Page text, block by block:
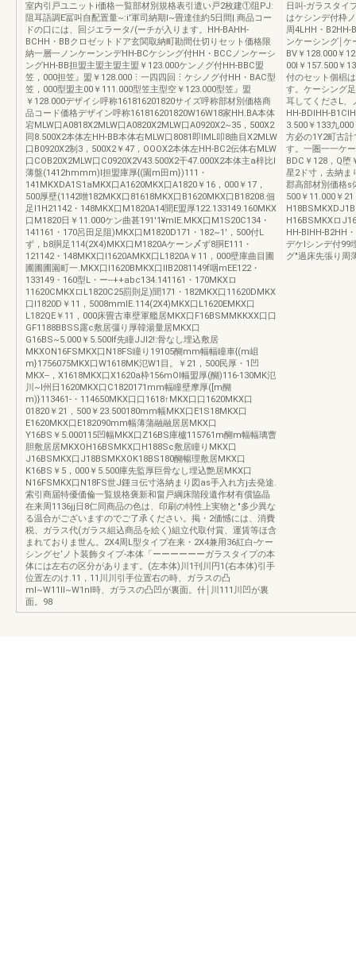
室内引戸ユニットi価格一覧部材別規格表引遣い戸2枚建①阻PJ:
阻耳語調E冨叫自配置量~:i'軍司納期I~畳達佳約5日間|.商品コー
ドの口には、回ジエラータ/(ーチが入ります。HH-BAHH-
BCHH・BBクロゼットドア玄関取納町勘間仕切りセット価格限
納一層一ノンケーンンデHH-BCケシング付HH・BCCノンケーシ
ングHH-BB担盟主盟主盟主盟￥123.000ケンノグ付HH-BBC盟
笠，000担笠』盟￥128.000⋮一四四回⋮ケシノグ付HH・BAC型
笠，000型盟主00￥111.000型笠主型空￥123.000型笠』盟
￥128.000デザイシ呼称161816201820サイズ呼称部材別価格商
品コード価格デザイン呼称161816201820W16W18家HH.BA本体
宕MLW口A0818X2MLW口A0820X2MLW口A0920X2~35，500X2
同8.500X2本体左HH-BB本体右MLW口8081即IML叩8曲目X2MLW
口B0920X2制3，500X2￥47，OOOX2本体左HH-BC2伝体右MLW
口COB20X2MLW口C0920X2V43.500X2干47.000X2本体主a梓比I
薄盤(1412hmmm)l担盟庫厚{(園m田m})111・
141MKXDA1S1aMKX口A1620MKX口A1820￥16，000￥17，
500厚壁(1142噌182MKX口81618MKX口B1620MKX口B18208.佃
足l1H21142・148MKX口M1820A14聞E盟厚122.133149.160MKX
口M1820日￥11.000ケン曲甚191'1¥mlE.MKX口M1S20C134・
141161・170呂田足阻)MKX口M1820D171・182~1'，500付L
ず，b8胴足114(2X4)MKX口M1820Aケーン〆ず8胴E111・
121142・148MKX口l1620AMKX口L1820A￥11，000壁庫曲目圃
圃圃圃園町一.MKX口l1620BMKX口llB2081149f咽mEE122・
133149・160型L・ー--++abc134.141161・170MKXロ
11620CMKXロL1820C25罰則足)聞171・182MKX口11620DMKX
口l1820D￥11，5008mmlE.114(2X4)MKX口L1620EMKX口
L182QE￥11，000床畳古車壁軍艦居MKX口F16BSMMKKXX口口
GF1188BBSS露c敷居彊り厚韓湯量居MKX口
G16BS~5.000￥5.500lf先瞳JJI2!:骨なし埋込敷居
MKXON16FSMKX口N18FS瞳り19105醐mm幅幅瞳車{(m岨
m}1756075MKX口W1618MK氾W1目。￥21，500民厚・1凹
MKX--，X1618MKX口X1620a枠156mOl幅盟厚(醐)116-130MK氾
川~l州日1620MKX口C1820171mm幅瞳壁摩厚([m醐
m)}113461-・114650MKX口口1618↑MKX口口1620MKX口
01820￥21，500￥23.500180mm幅MKX口E1S18MKX口
E1620MKX口E182090mm幅薄蒲融融居居MKX口
Y16BS￥5.000115凹幅MKX口Z16BS庫櫨115761m醐m幅幅璃曹
胆敷居居MKXOH16BSMKX口H188Sc敷居瞳りMKX口
J16BSMKX口J18BSMKXOK18BS180醐暢理敷居MKX口
K16BS￥5，000￥5.500庫先監厚巨骨なし埋込艶居MKX口
N16FSMKX口N18FS世J鍾ヨ伝寸洛納まり図as手入れ方j去発途.
索引商届特優価倫一覧規格褒新和畠戸綱床階段遺作材有償協晶
在来周1136jj日8仁同商品の色は、印刷の特性上実物と"多少異な
る温合がございますのでご了承ください。掲・2価憾には、消費
税、ガラス代(ガラス組込商品を絵く)組立代取付賞、運賃等ほ含
まれておりま世ん。2X4周L型タイプ在来・2X4兼用36紅白-ケー
シングセ‘ノ卜装飾タイプ-本体「ーーーーーーガラスタイプの本
体には左右の区分があります。(左本体)川1刊川円1(右本体)引手
位置左のけ.11，11川川引手位置右の時、ガラスの凸
ml~W11II~W1nl時、ガラスの凸凹が裏面。什￨川111川凹が裏
面。98
日叫-ガラスタイ
はケシンデ付枠
周4LHH・
ンケーシング￨ケ
BV￥128.000￥
00I￥157.500￥
付のセット個椙
す。ケーシング
耳してくださL、
HH-BDIHH-
3.500￥133九
方必の1Y2町古
す。一圏一一ケ
BDC￥128，Q堕
星2ド寸，去納ま
郡高部材別価格s
500￥11.000￥
H16BSMKXロ
HH-BlHH-B2HH
デケlシンデ付99
グ"過床先張り周